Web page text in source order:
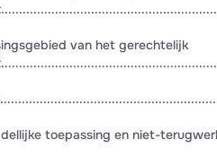
van het gerechtelijk
toepassing en niet-